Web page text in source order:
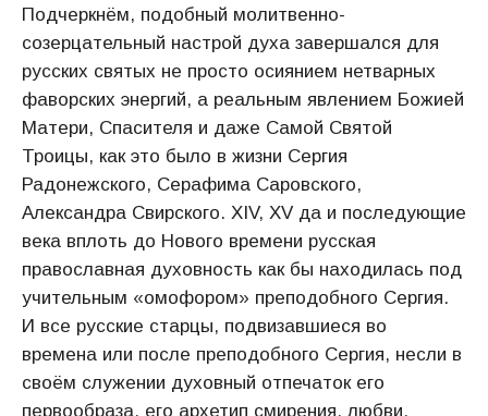
Подчеркнём, подобный молитвенно-
созерцательный настрой духа завершался для
русских святых не просто осиянием нетварных
фаворских энергий, а реальным явлением Божией
Матери, Спасителя и даже Самой Святой
Троицы, как это было в жизни Сергия
Радонежского, Серафима Саровского,
Александра Свирского. ХIV, ХV да и последующие
века вплоть до Нового времени русская
православная духовность как бы находилась под
учительным «омофором» преподобного Сергия.
И все русские старцы, подвизавшиеся во
времена или после преподобного Сергия, несли в
своём служении духовный отпечаток его
первообраза, его архетип смирения, любви,